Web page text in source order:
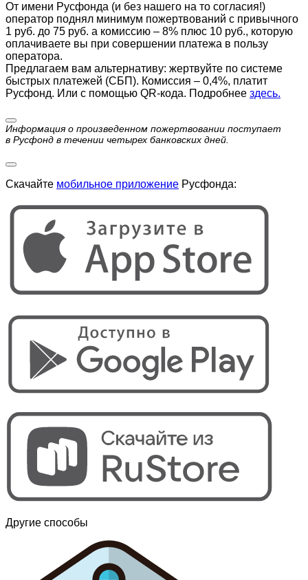
От имени Русфонда (и без нашего на то согласия!)
оператор поднял минимум пожертвований с привычного
1 руб. до 75 руб. а комиссию – 8% плюс 10 руб., которую
оплачиваете вы при совершении платежа в пользу
оператора.
Предлагаем вам альтернативу: жертвуйте по cистеме
быстрых платежей (СБП). Комиссия – 0,4%, платит
Русфонд. Или с помощью QR-кода. Подробнее здесь.
Информация о произведенном пожертвовании поступает
в Русфонд в течении четырех банковских дней.
Скачайте мобильное приложение Русфонда:
Другие способы